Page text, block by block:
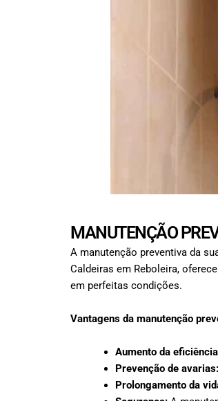
MANUTENÇÃO
A manutenção preventiva da
Caldeiras em Reboleira,
em perfeitas condições.
Vantagens da manutenção
Aumento da
Prevenção de avarias:
Prolongamento da